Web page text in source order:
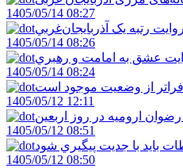
1405/05/14 08:27
رتبه يک آذربايجان‌غربي
1405/05/14 08:26
عشق به امامت و رهبري
1405/05/14 08:24
فراتر از وضعيت موجود است
1405/05/12 12:11
ارومیه در روز اربعین
1405/05/12 08:51
بايد با جديت پيگيري شود
1405/05/12 08:50